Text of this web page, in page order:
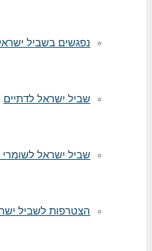
נפגשים בשביל
שביל ישראל לדתיים
שביל ישראל
הצטרפות לשביל